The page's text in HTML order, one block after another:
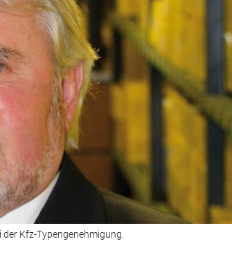
Kfz-Typengenehmigung.